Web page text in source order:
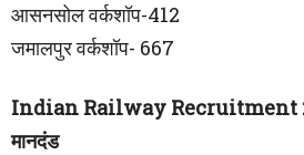
आसनसोल वर्कशॉप-412
जमालपुर वर्कशॉप- 667
Indian Railway Recruitment
मानदंड